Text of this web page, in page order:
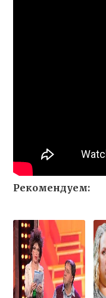
Рекомендуем: